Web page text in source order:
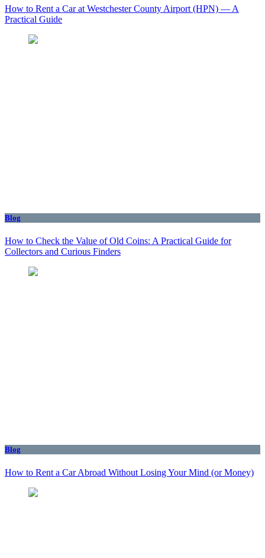
How to Rent a Car at Westchester County Airport (HPN) — A
Practical Guide
Blog
How to Check the Value of Old Coins: A Practical Guide for
Collectors and Curious Finders
Blog
How to Rent a Car Abroad Without Losing Your Mind (or Money)